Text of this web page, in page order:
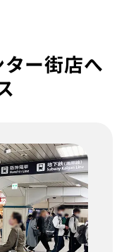
ー街店へ